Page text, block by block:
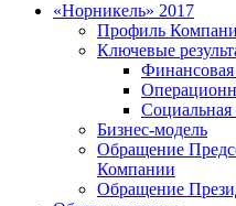
«Норникель» 2017
Профиль
Ключевые
Финансовая
Социальная
Бизнес-модель
Обращение
Компании
Обращение